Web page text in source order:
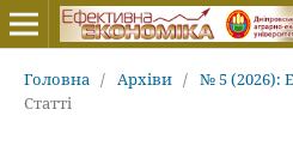
Головна / Архіви / № 5
Статті